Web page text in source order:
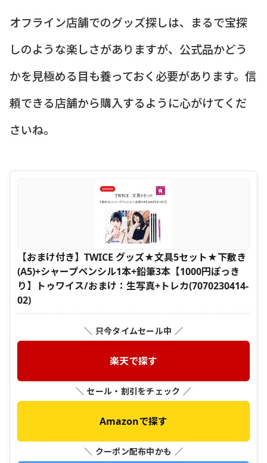
オフライン店舗でのグッズ探しは、まるで宝探
しのような楽しさがありますが、公式品かどう
かを見極める目も養っておく必要があります。信
頼できる店舗から購入するように心がけてくだ
さいね。
【おまけ付き】TWICE グッズ★文具5セット★下敷き
(A5)+シャープペンシル1本+鉛筆3本【1000円ぽっき
り】トゥワイス/おまけ：生写真+トレカ(7070230414-
02)
＼ 只今タイムセール中 ／
楽天で探す
＼ セール・割引をチェック ／
Amazonで探す
＼ クーポン配布中かも ／